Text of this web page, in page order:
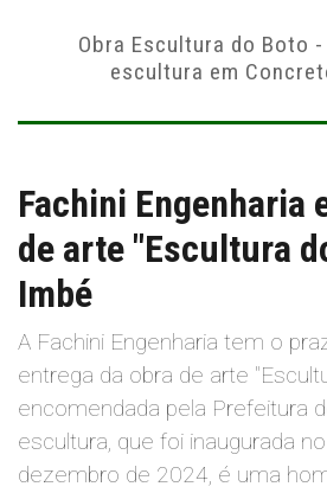
Obra Escultura do Boto -
escultura em
Fachini Engenharia
de arte "Escultura
Imbé
A Fachini Engenharia tem o
entrega da obra de arte
encomendada pela Prefeitura
escultura, que foi inaugurada
dezembro de 2024, é uma